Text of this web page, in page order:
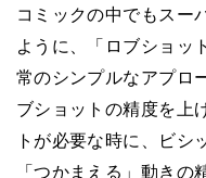
コミックの中でもスー
ように、「ロブショッ
常のシンプルなアプロ
ブショットの精度を上
トが必要な時に、ビシ
「つかまえる」動きの